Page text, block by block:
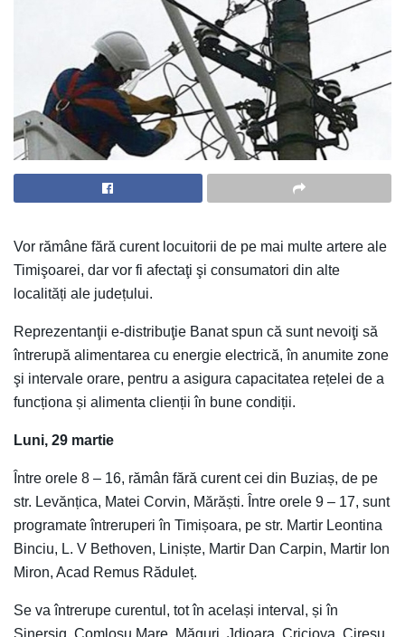
Vor rămâne fără curent locuitorii de pe mai multe artere ale
Timişoarei, dar vor fi afectaţi şi consumatori din alte
localități ale județului.
Reprezentanţii e-distribuţie Banat spun că sunt nevoiţi să
întrerupă alimentarea cu energie electrică, în anumite zone
şi intervale orare, pentru a asigura capacitatea rețelei de a
funcționa și alimenta clienții în bune condiții.
Luni, 29 martie
Între orele 8 – 16, rămân fără curent cei din Buziaș, de pe
str. Levănțica, Matei Corvin, Mărăști. Între orele 9 – 17, sunt
programate întreruperi în Timișoara, pe str. Martir Leontina
Binciu, L. V Bethoven, Liniște, Martir Dan Carpin, Martir Ion
Miron, Acad Remus Răduleț.
Se va întrerupe curentul, tot în același interval, și în
Sinersig, Comloșu Mare, Măguri, Jdioara, Criciova, Cireșu,